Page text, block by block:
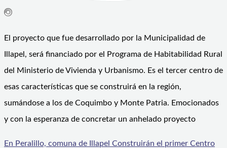
El proyecto que fue desarrollado por la Municipalidad de
Illapel, será financiado por el Programa de Habitabilidad Rural
del Ministerio de Vivienda y Urbanismo. Es el tercer centro de
esas características que se construirá en la región,
sumándose a los de Coquimbo y Monte Patria. Emocionados
y con la esperanza de concretar un anhelado proyecto
En Peralillo, comuna de Illapel Construirán el primer Centro